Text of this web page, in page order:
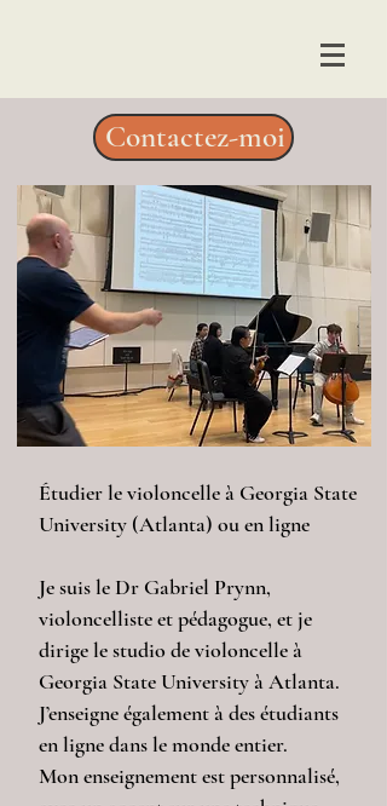
Contactez-moi
Étudier le violoncelle à Georgia State
University (Atlanta) ou en ligne
Je suis le Dr Gabriel Prynn,
violoncelliste et pédagogue, et je
dirige le studio de violoncelle à
Georgia State University à Atlanta.
J’enseigne également à des étudiants
en ligne dans le monde entier.
Mon enseignement est personnalisé,